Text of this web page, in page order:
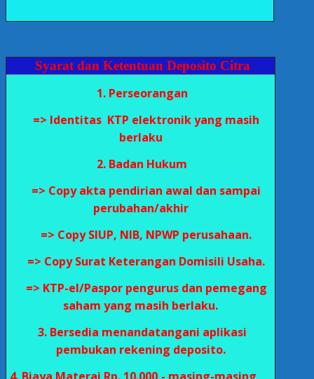
Syarat dan Ketentuan Deposito Citra
1. Perseorangan
=> Identitas KTP elektronik yang masih
berlaku
2. Badan Hukum
=> Copy akta pendirian awal dan sampai
perubahan/akhir
=> Copy SIUP, NIB, NPWP perusahaan.
=> Copy Surat Keterangan Domisili Usaha.
=> KTP-el/Paspor pengurus dan pemegang
saham yang masih berlaku.
3. Bersedia menandatangani aplikasi
pembukan rekening deposito.